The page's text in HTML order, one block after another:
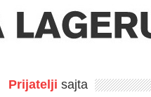
Prijatelji sajta